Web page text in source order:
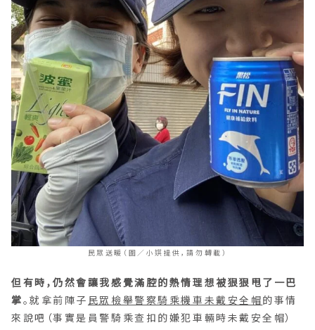
民眾送暖（圖／小娸提供，請勿轉載）
但有時，仍然會讓我感覺滿腔的熱情理想被狠狠甩了一巴
掌。就拿前陣子 民眾檢舉警察騎乘機車未戴安全帽的事情
來說吧（事實是員警騎乘查扣的嫌犯車輛時未戴安全帽）